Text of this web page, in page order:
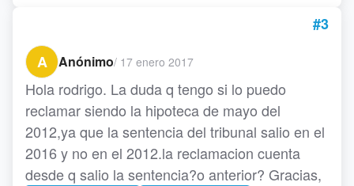
#3
A
Anónimo/ 17 enero 2017
Hola rodrigo. La duda q tengo si lo puedo
reclamar siendo la hipoteca de mayo del
2012,ya que la sentencia del tribunal salio en el
2016 y no en el 2012.la reclamacion cuenta
desde q salio la sentencia?o anterior? Gracias,